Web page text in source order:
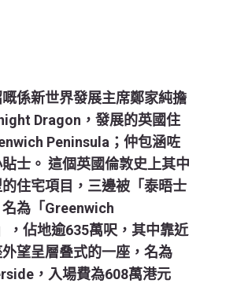
係新世界發展主席鄭家純擔
Dragon，發展的英國住
Peninsula；仲包涵咗
士。 這個英國倫敦史上其中
住宅項目，三邊被「泰晤士
為「Greenwich
，佔地逾635萬呎，其中靠近
望呈層叠式的一座，名為
，入場費為608萬港元